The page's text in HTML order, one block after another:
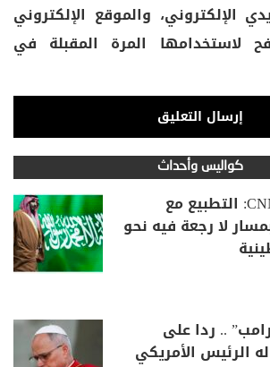
الإلكتروني، والموقع الإلكتروني
لاستخدامها المرة المقبلة في
كواليس وأحداث
مصدر سعودي لـCNN: التطبيع مع
لا رجعة فيه نحو
.. ردا على
الرئيس الأمريكي